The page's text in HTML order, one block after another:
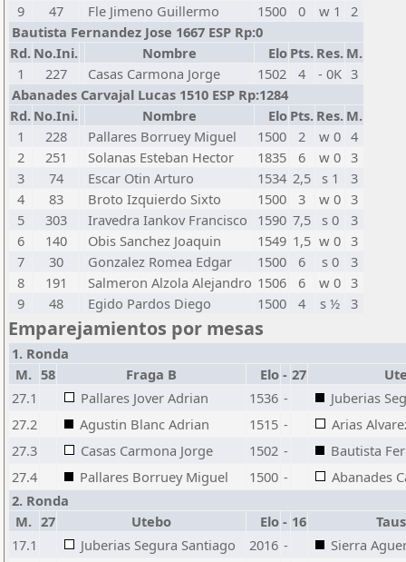
9
47 Fle Jimeno Guillermo 1500 0 w 1
2
Bautista Fernandez Jose 1667 ESP Rp:0
Rd. No.Ini. Nombre Elo Pts. Res. M.
1
227 Casas Carmona Jorge 1502 4 - 0K 3
Abanades Carvajal Lucas 1510 ESP Rp:1284
Rd. No.Ini. Nombre Elo Pts. Res. M.
1
228 Pallares Borruey Miguel 1500 2 w 0 4
2
251 Solanas Esteban Hector 1835 6 w 0 3
3
74 Escar Otin Arturo 1534 2,5 s 1
3
4
83 Broto Izquierdo Sixto 1500 3 w 0 3
5
303 Iravedra Iankov Francisco 1590 7,5 s 0
3
6
140 Obis Sanchez Joaquin 1549 1,5 w 0 3
7
30 Gonzalez Romea Edgar 1500 6 s 0
3
8
191 Salmeron Alzola Alejandro 1506 6 w 0 3
9
48 Egido Pardos Diego 1500 4 s ½ 3
Emparejamientos por mesas
1. Ronda
M. 58 Fraga B Elo - 27
27.1
Pallares Jover Adrian 1536 -
Juberias
27.2
Agustin Blanc Adrian 1515 -
Arias
27.3
Casas Carmona Jorge 1502 -
Bautista
27.4
Pallares Borruey Miguel 1500 -
Abanades
2. Ronda
M. 27 Utebo Elo - 16
17.1
Juberias Segura Santiago 2016 -
Sierra